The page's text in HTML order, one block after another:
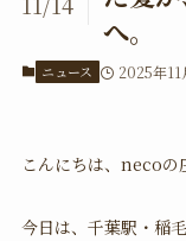
へ。
ニュース 2025年11
こんにちは、necoの
今日は、千葉駅・稲